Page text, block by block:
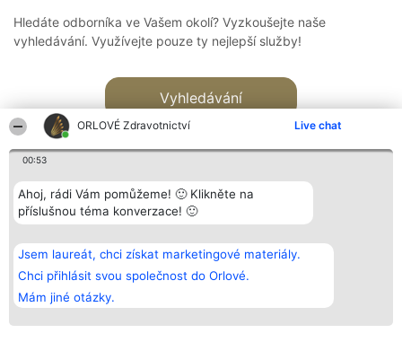
ORLOVÉ Zdravotnictví Live chat
00:53
Ahoj, rádi Vám pomůžeme! 🙂 Klikněte na
příslušnou téma konverzace! 🙂
Jsem laureát, chci získat marketingové materiály.
Chci přihlásit svou společnost do Orlové.
Mám jiné otázky.
Hledáte odborníka ve Vašem okolí? Vyzkoušejte naše
vyhledávání. Využívejte pouze ty nejlepší služby!
Vyhledávání
Bright Side Solutions sp. z o.
o. sp. k.
ul. Ruska 22
Wrocław 50-079
KRS 0000749100 | Regon
381313360 | NIP 8943132676
Vítězové
Seznam všech
laureátů
Zásady
Zásady
Kontakt